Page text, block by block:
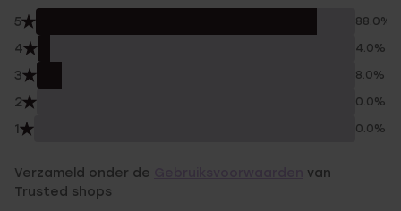
5 88.0%
4 4.0%
3 8.0%
2 0.0%
1 0.0%
Verzameld onder de
van
Trusted shops